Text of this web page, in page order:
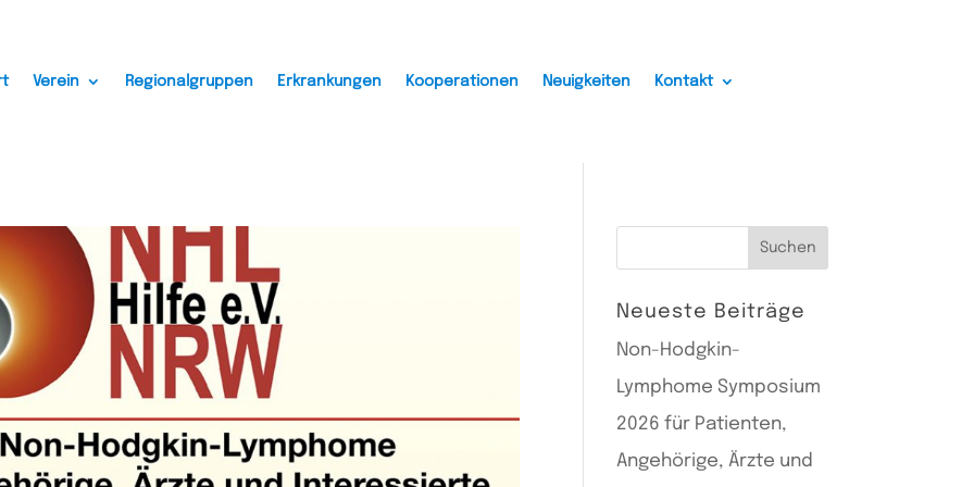
Verein Regionalgruppen Erkrankungen Kooperationen Neuigkeiten Kontakt
Neueste Beiträge
Non-Hodgkin-
Lymphome Symposium
2026 für Patienten,
Angehörige, Ärzte und